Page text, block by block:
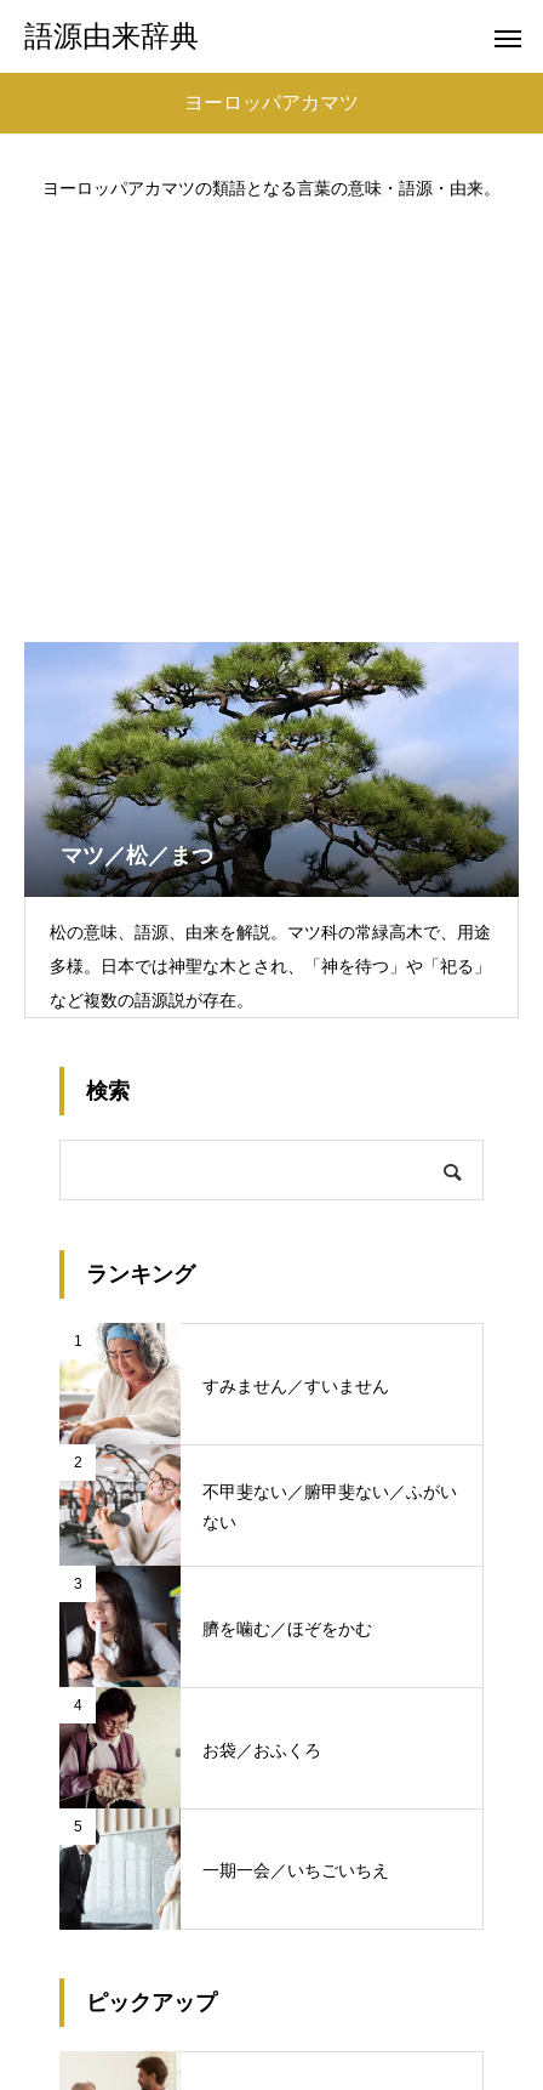
語源由来辞典
ヨーロッパアカマツ
ヨーロッパアカマツの類語となる言葉の意味・語源・由来。
マツ／松／まつ
松の意味、語源、由来を解説。マツ科の常緑高木で、用途
多様。日本では神聖な木とされ、「神を待つ」や「祀る」
など複数の語源説が存在。
検索
ランキング
1
すみません／すいません
2
不甲斐ない／腑甲斐ない／ふがい
ない
3
臍を噛む／ほぞをかむ
4
お袋／おふくろ
5
一期一会／いちごいちえ
ピックアップ